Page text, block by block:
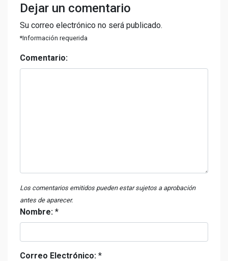
Dejar un comentario
Su correo electrónico no será publicado.
*Información requerida
Comentario:
Los comentarios emitidos pueden estar sujetos a aprobación
antes de aparecer.
Nombre: *
Correo Electrónico: *